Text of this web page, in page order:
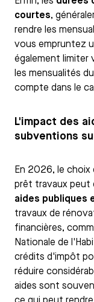
courtes,
rendre les
vous empruntez
également limiter
les mensualités
compte dans le
L'impact des
subventions
En 2026, le
prêt travaux peut
aides publiques
travaux de
financières,
Nationale de
crédits d'impôt
réduire
aides sont